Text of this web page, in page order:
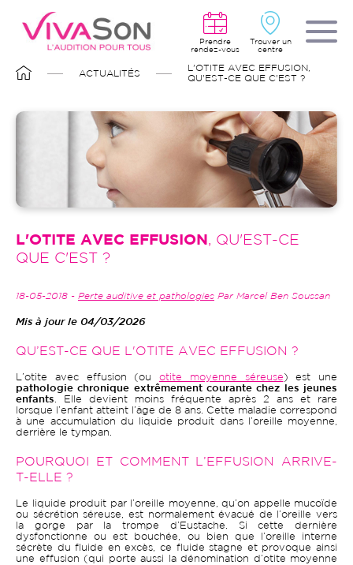
contenu
principal
Prendre
rendez-vous
Trouver un
centre
FIL
D'ARIANE
ACTUALITÉS
L'OTITE AVEC EFFUSION,
QU'EST-CE QUE C'EST ?
L'OTITE AVEC EFFUSION , QU'EST-CE
QUE C'EST ?
18-05-2018 - Perte auditive et pathologies Par Marcel Ben Soussan
Mis à jour le 04/03/2026
QU’EST-CE QUE L'OTITE AVEC EFFUSION ?
L’otite avec effusion (ou otite moyenne séreuse ) est une
pathologie chronique extrêmement courante chez les jeunes
enfants. Elle devient moins fréquente après 2 ans et rare
lorsque l’enfant atteint l’âge de 8 ans. Cette maladie correspond
à une accumulation du liquide produit dans l’oreille moyenne,
derrière le tympan.
POURQUOI ET COMMENT L’EFFUSION ARRIVE-
T-ELLE ?
Le liquide produit par l’oreille moyenne, qu’on appelle mucoïde
ou sécrétion séreuse, est normalement évacué de l’oreille vers
la gorge par la trompe d’Eustache. Si cette dernière
dysfonctionne ou est bouchée, ou bien que l’oreille interne
sécrète du fluide en excès, ce fluide stagne et provoque ainsi
une effusion (qui porte aussi la dénomination d’otite moyenne